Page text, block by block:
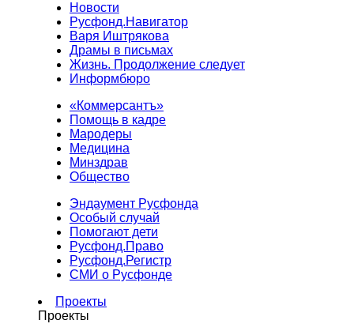
Новости
Русфонд.Навигатор
Варя Иштрякова
Драмы в письмах
Жизнь. Продолжение следует
Информбюро
«Коммерсантъ»
Помощь в кадре
Мародеры
Медицина
Минздрав
Общество
Эндаумент Русфонда
Особый случай
Помогают дети
Русфонд.Право
Русфонд.Регистр
СМИ о Русфонде
Проекты
Проекты